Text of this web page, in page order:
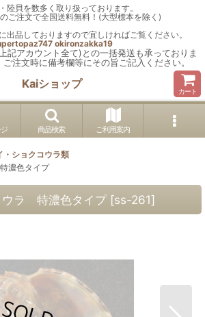
陸貝を数多く取り扱っております。
ご注文で全国送料無料！(大型標本を除く)
出品しておりますので宜しければご覧ください。
okironzakka19
記アカウント全て)との一括発送も承っておりま
注文時に備考欄等にその旨ご記入ください。
Kaiショップ
カート
商品検索 ご利用案内
・ショクコウラ類
濃色タイプ
ウラ 特濃色タイプ [ss-261]